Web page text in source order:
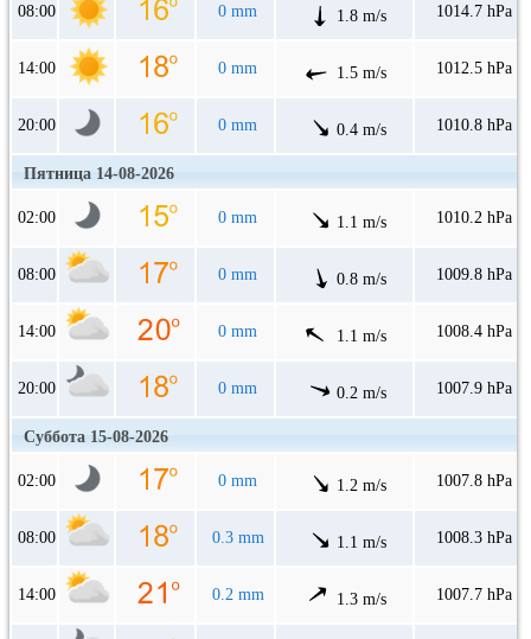
08:00 0 mm 1.8 m/s 1014.7 hPa
14:00 0 mm 1.5 m/s 1012.5 hPa
20:00 0 mm 0.4 m/s 1010.8 hPa
Пятница 14-08-2026
02:00 0 mm 1.1 m/s 1010.2 hPa
08:00 0 mm 0.8 m/s 1009.8 hPa
14:00 0 mm 1.1 m/s 1008.4 hPa
20:00 0 mm 0.2 m/s 1007.9 hPa
Суббота 15-08-2026
02:00 0 mm 1.2 m/s 1007.8 hPa
08:00 0.3 mm 1.1 m/s 1008.3 hPa
14:00 0.2 mm 1.3 m/s 1007.7 hPa